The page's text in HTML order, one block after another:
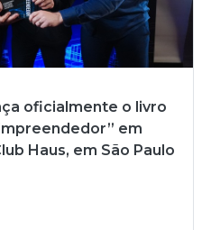
oficialmente o livro
em
Haus, em São Paulo